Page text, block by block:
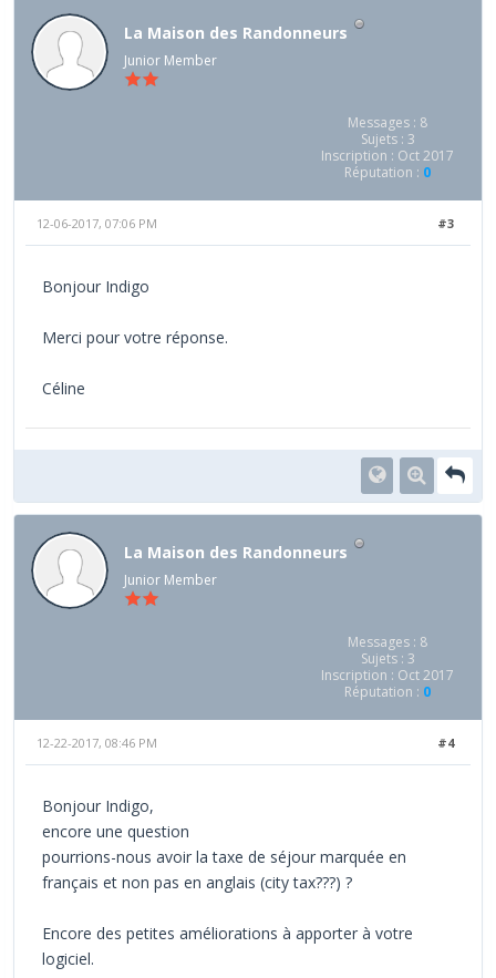
La Maison des Randonneurs
Junior Member
Messages : 8
Sujets : 3
Inscription : Oct 2017
Réputation : 0
#3
12-06-2017, 07:06 PM
Bonjour Indigo
Merci pour votre réponse.
Céline
La Maison des Randonneurs
Junior Member
Messages : 8
Sujets : 3
Inscription : Oct 2017
Réputation : 0
#4
12-22-2017, 08:46 PM
Bonjour Indigo,
encore une question
pourrions-nous avoir la taxe de séjour marquée en
français et non pas en anglais (city tax???) ?
Encore des petites améliorations à apporter à votre
logiciel.